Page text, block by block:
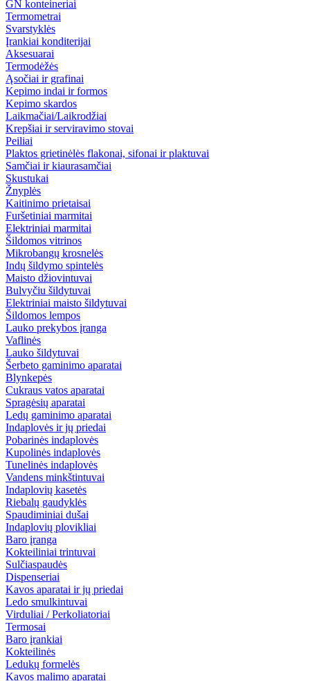
GN konteineriai
Termometrai
Svarstyklės
Įrankiai konditerijai
Aksesuarai
Termodėžės
Ąsočiai ir grafinai
Kepimo indai ir formos
Kepimo skardos
Laikmačiai/Laikrodžiai
Krepšiai ir serviravimo stovai
Peiliai
Plaktos grietinėlės flakonai, sifonai ir plaktuvai
Samčiai ir kiaurasamčiai
Skustukai
Žnyplės
Kaitinimo prietaisai
Furšetiniai marmitai
Elektriniai marmitai
Šildomos vitrinos
Mikrobangų krosnelės
Indų šildymo spintelės
Maisto džiovintuvai
Bulvyčiu šildytuvai
Elektriniai maisto šildytuvai
Šildomos lempos
Lauko prekybos įranga
Vaflinės
Lauko šildytuvai
Šerbeto gaminimo aparatai
Blynkepės
Cukraus vatos aparatai
Spragėsių aparatai
Ledų gaminimo aparatai
Indaplovės ir jų priedai
Pobarinės indaplovės
Kupolinės indaplovės
Tunelinės indaplovės
Vandens minkštintuvai
Indaplovių kasetės
Riebalų gaudyklės
Spaudiminiai dušai
Indaplovių plovikliai
Baro įranga
Kokteiliniai trintuvai
Sulčiaspaudės
Dispenseriai
Kavos aparatai ir jų priedai
Ledo smulkintuvai
Virduliai / Perkoliatoriai
Termosai
Baro įrankiai
Kokteilinės
Ledukų formelės
Kavos malimo aparatai